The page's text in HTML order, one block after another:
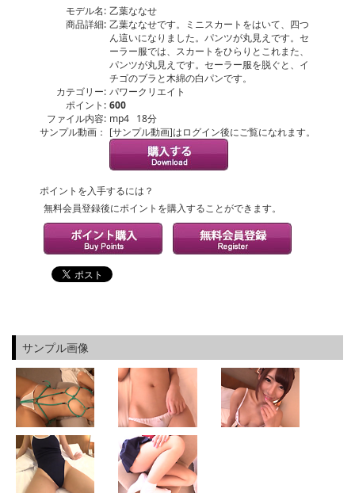
モデル名: 乙葉ななせ
商品詳細: 乙葉ななせです。ミニスカートをはいて、四つ
ん這いになりました。パンツが丸見えです。セ
ーラー服では、スカートをひらりとこれまた、
パンツが丸見えです。セーラー服を脱ぐと、イ
チゴのブラと木綿の白パンです。
カテゴリー: パワークリエイト
ポイント: 600
ファイル内容: mp4 18分
サンプル動画： [サンプル動画]はログイン後にご覧になれます。
ポイントを入手するには？
無料会員登録後にポイントを購入することができます。
サンプル画像